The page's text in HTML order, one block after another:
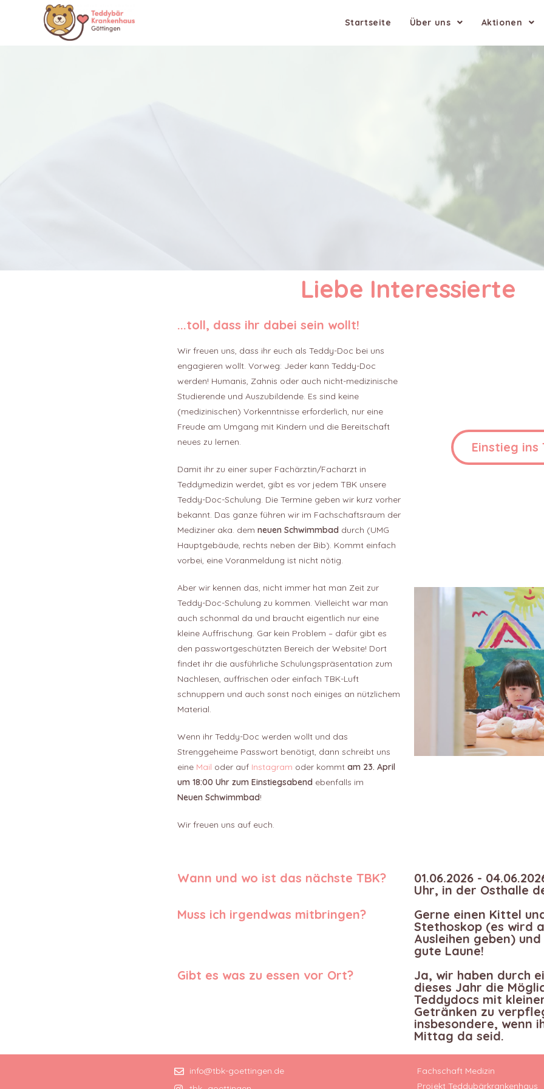
Startseite Über uns Aktionen
Liebe Interessierte
...toll, dass ihr dabei sein wollt!
Wir freuen uns, dass ihr euch als Teddy-Doc bei uns
engagieren wollt. Vorweg: Jeder kann Teddy-Doc
werden! Humanis, Zahnis oder auch nicht-medizinische
Studierende und Auszubildende. Es sind keine
(medizinischen) Vorkenntnisse erforderlich, nur eine
Freude am Umgang mit Kindern und die Bereitschaft
neues zu lernen.
Damit ihr zu einer super Fachärztin/Facharzt in
Teddymedizin werdet, gibt es vor jedem TBK unsere
Teddy-Doc-Schulung. Die Termine geben wir kurz vorher
bekannt. Das ganze führen wir im Fachschaftsraum der
Mediziner aka. dem neuen Schwimmbad durch (UMG
Hauptgebäude, rechts neben der Bib). Kommt einfach
vorbei, eine Voranmeldung ist nicht nötig.
Aber wir kennen das, nicht immer hat man Zeit zur
Teddy-Doc-Schulung zu kommen. Vielleicht war man
auch schonmal da und braucht eigentlich nur eine
kleine Auffrischung. Gar kein Problem – dafür gibt es
den passwortgeschützten Bereich der Website! Dort
findet ihr die ausführliche Schulungspräsentation zum
Nachlesen, auffrischen oder einfach TBK-Luft
schnuppern und auch sonst noch einiges an nützlichem
Material.
Wenn ihr Teddy-Doc werden wollt und das
Strenggeheime Passwort benötigt, dann schreibt uns
eine Mail oder auf Instagram oder kommt am 23. April
um 18:00 Uhr zum Einstiegsabend ebenfalls im
Neuen Schwimmbad!
Wir freuen uns auf euch.
Einstieg ins
Wann und wo ist das nächste TBK?
01.06.2026 -
Uhr, in der Osthalle
Muss ich irgendwas mitbringen?
Gerne einen Kittel
Stethoskop (es wird
Ausleihen geben)
gute Laune!
Gibt es was zu essen vor Ort?
Ja, wir haben durch
dieses Jahr die
Teddydocs mit
Getränken zu
insbesondere, wenn
Mittag da seid.
info@tbk-goettingen.de
Fachschaft Medizin
Projekt Teddybärkrankenhaus